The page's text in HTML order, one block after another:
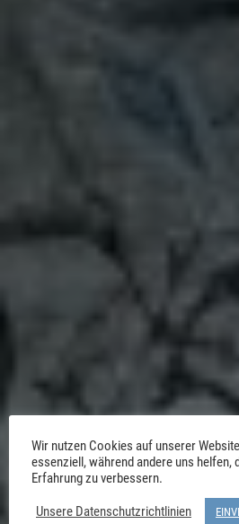
Wir nutzen Cookies auf unserer
essenziell, während andere uns helfen,
Erfahrung zu verbessern.
Unsere Datenschutzrichtlinien